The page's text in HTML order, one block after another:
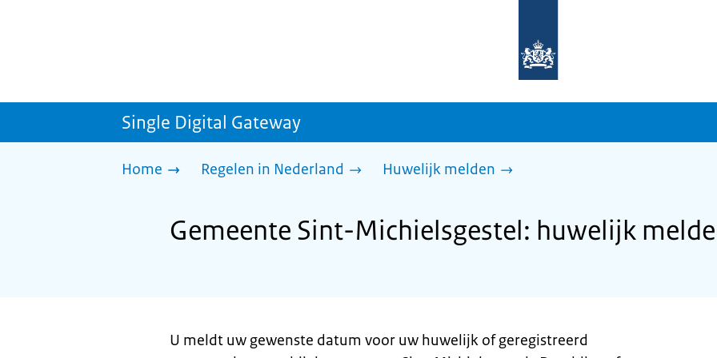
homepage
sdg.rijksoverheid.nl
Single Digital Gateway
Home Regelen in Nederland Huwelijk melden
Gemeente Sint-Michielsgestel: huwelijk
U meldt uw gewenste datum voor uw huwelijk of geregistreerd